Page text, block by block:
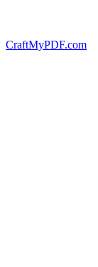
CraftMyPDF.com